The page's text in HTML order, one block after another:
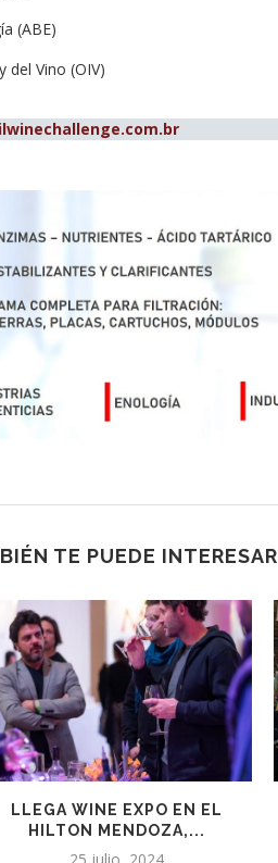
(ABE)
del Vino (OIV)
TE PUEDE INTERESAR
LLEGA WINE EXPO EN EL
HILTON MENDOZA,...
25 julio, 2024